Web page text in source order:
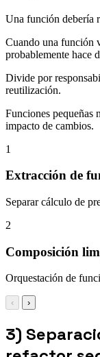
Una función debería
Cuando una función
probablemente hace
Divide por
reutilización.
Funciones pequeñas
impacto de cambios.
1
Extracción de
Separar cálculo de
2
Composición
Orquestación de
‹ ›
3)